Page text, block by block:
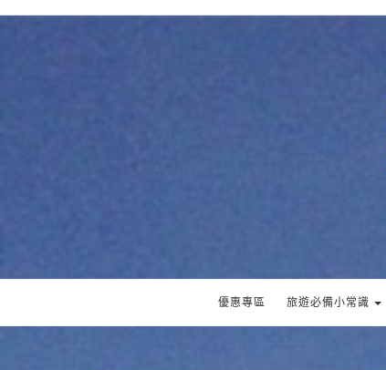
優惠專區 旅遊必備小常識